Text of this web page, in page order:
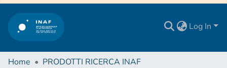
Log In
Home
PRODOTTI RICERCA INAF